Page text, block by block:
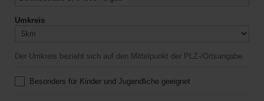
Umkreis
Der Umkreis bezieht sich auf den Mittelpunkt der PLZ-/Ortsangabe.
Besonders für Kinder und Jugendliche geeignet